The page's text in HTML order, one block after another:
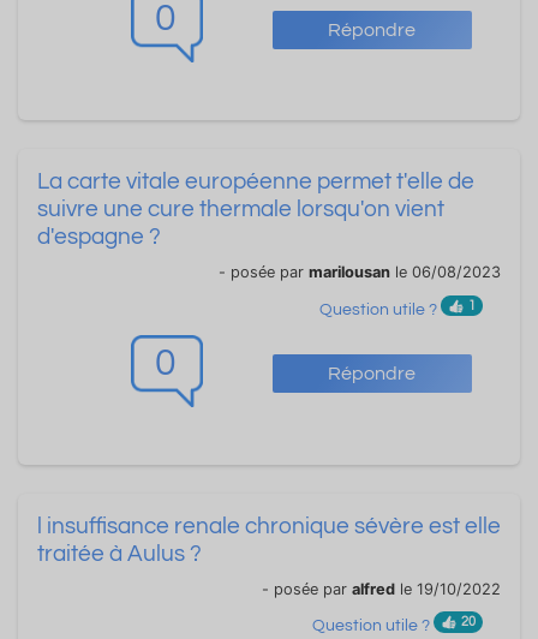
0 Répondre
0 Répondre
La carte vitale européenne permet t'elle de
suivre une cure thermale lorsqu'on vient
d'espagne ?
- posée par marilousan le 06/08/2023
Question utile ? 1
l insuffisance renale chronique sévère est elle
traitée à Aulus ?
- posée par alfred le 19/10/2022
Question utile ? 20